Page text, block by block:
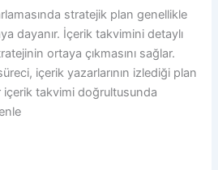
stratejik plan genellikle
dayanır. İçerik takvimini detaylı
ortaya çıkmasını sağlar.
içerik yazarlarının izlediği plan
takvimi doğrultusunda